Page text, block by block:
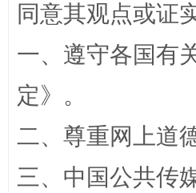
阿坝州三大球赛在茂县开
同意其观点或证
一、遵守各国有
定》。
二、尊重网上道
三、中国公共传